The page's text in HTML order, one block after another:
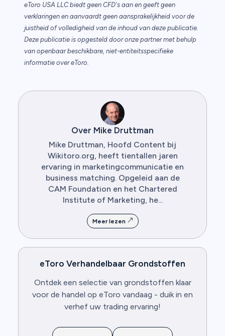
eToro USA LLC biedt geen CFD's aan en geeft geen
verklaringen en aanvaardt geen aansprakelijkheid voor de
juistheid of volledigheid van de inhoud van deze publicatie.
Deze publicatie is opgesteld door onze partner met behulp
van openbaar beschikbare, niet-entiteitsspecifieke
informatie over eToro.
Over Mike Druttman
Mike Druttman, Hoofd Content bij
Wikitoro.org, heeft tientallen jaren
ervaring in marketingcommunicatie en
business matching. Opgeleid aan de
CAM Foundation en het Chartered
Institute of Marketing, he...
Meer lezen
eToro Verhandelbaar Grondstoffen
Ontdek een selectie van grondstoffen klaar
voor de handel op eToro vandaag - duik in en
verhef uw trading ervaring!